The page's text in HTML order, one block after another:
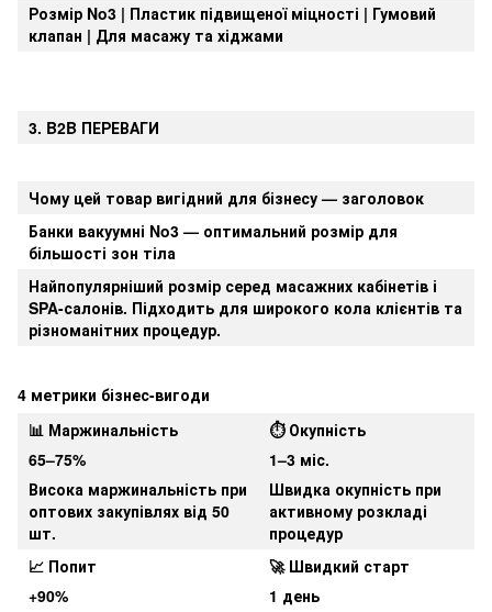
Розмір No3 | Пластик підвищеної міцності | Гумовий
клапан | Для масажу та хіджами
3. B2B ПЕРЕВАГИ
Чому цей товар вигідний для бізнесу — заголовок
Банки вакуумні No3 — оптимальний розмір для
більшості зон тіла
Найпопулярніший розмір серед масажних кабінетів і
SPA-салонів. Підходить для широкого кола клієнтів та
різноманітних процедур.
4 метрики бізнес-вигоди
📊 Маржинальність
65–75%
Висока маржинальність при
оптових закупівлях від 50
шт.
⏱ Окупність
1–3 міс.
Швидка окупність при
активному розкладі
процедур
📈 Попит
+90%
🚀 Швидкий старт
1 день